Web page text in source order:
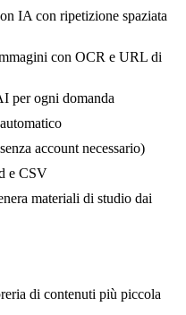
IA con ripetizione spaziata
con OCR e URL di
per ogni domanda
account necessario)
e CSV
materiali di studio dai
di contenuti più piccola